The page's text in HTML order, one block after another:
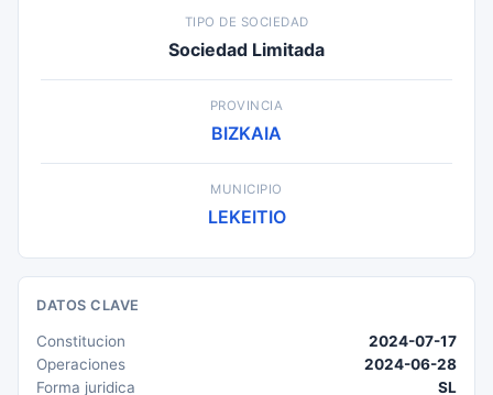
TIPO DE SOCIEDAD
Sociedad Limitada
PROVINCIA
BIZKAIA
MUNICIPIO
LEKEITIO
DATOS CLAVE
Constitucion
2024-07-17
Operaciones
2024-06-28
Forma juridica
SL